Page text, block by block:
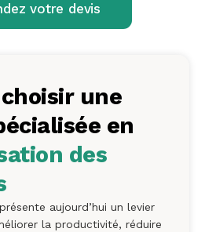
votre devis
une
en
des
aujourd’hui un levier
la productivité, réduire